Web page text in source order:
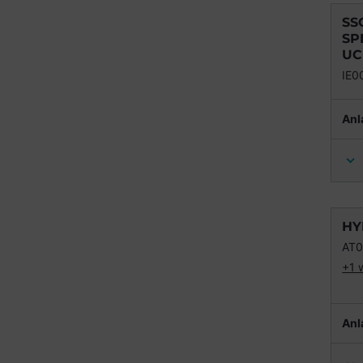
+1